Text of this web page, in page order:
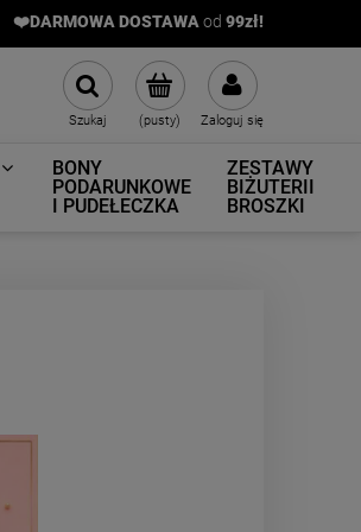
❤️DARMOWA DOSTAWA od 99zł!
(pusty) Zaloguj się
Szukaj
BONY
PODARUNKOWE
I PUDEŁECZKA
ZESTAWY
BIŻUTERII
BROSZKI